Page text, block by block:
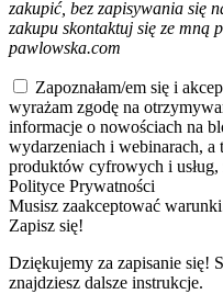
zakupić, bez zapisywania się
zakupu skontaktuj się ze mną
pawlowska.com
Zapoznałam/em się i
wyrażam zgodę na
informacje o nowościach na
wydarzeniach i webinarach,
produktów cyfrowych i
Polityce Prywatności
Musisz zaakceptować
Zapisz się!
Dziękujemy za zapisanie się!
znajdziesz dalsze instrukcje.